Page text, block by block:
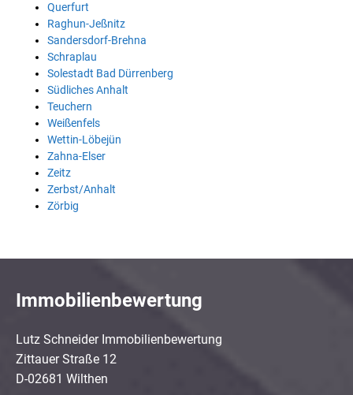
Querfurt
Raghun-Jeßnitz
Sandersdorf-Brehna
Schraplau
Solestadt Bad Dürrenberg
Südliches Anhalt
Teuchern
Weißenfels
Wettin-Löbejün
Zahna-Elser
Zeitz
Zerbst/Anhalt
Zörbig
Immobilienbewertung
Lutz Schneider Immobilienbewertung
Zittauer Straße 12
D-02681 Wilthen